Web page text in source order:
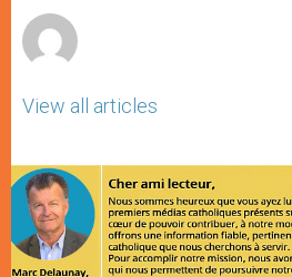
View all articles